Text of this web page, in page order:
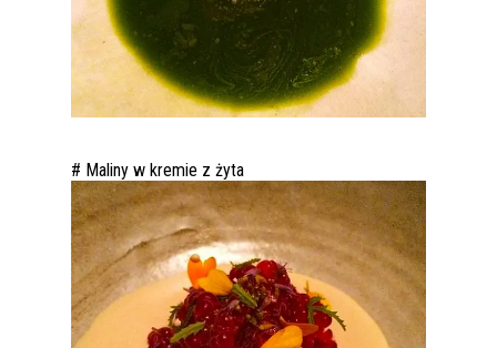
# Maliny w kremie z żyta